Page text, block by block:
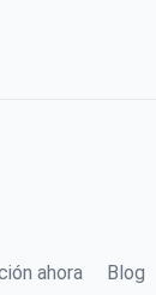
ahora Blog